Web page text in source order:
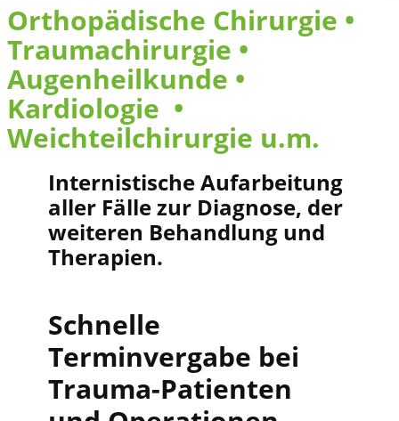
Orthopädische Chirurgie •
Traumachirurgie •
Augenheilkunde •
Kardiologie ​•
Weichteilchirurgie u.m.
Internistische Aufarbeitung
aller Fälle zur Diagnose, der
weiteren Behandlung und
Therapien.
Schnelle
Terminvergabe bei
Trauma-Patienten